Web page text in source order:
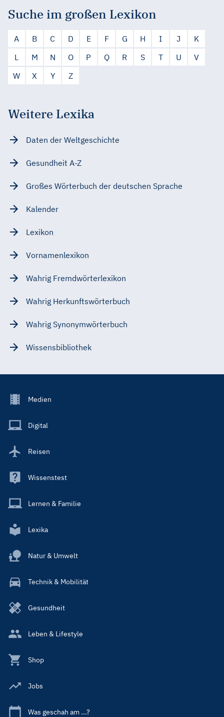
Suche im großen Lexikon
A B C D E F G H I J
K
L
M N O P Q R S T U
V
W
X Y Z
Weitere Lexika
Daten der Weltgeschichte
Gesundheit A-Z
Großes Wörterbuch der deutschen Sprache
Kalender
Lexikon
Vornamenlexikon
Wahrig Fremdwörterlexikon
Wahrig Herkunftswörterbuch
Wahrig Synonymwörterbuch
Wissensbibliothek
Footer
Main
Medien
Digital
Reisen
Wissenstest
Lernen & Familie
Lexika
Natur & Umwelt
Technik & Mobilität
Gesundheit
Leben & Lifestyle
Shop
Jobs
Was geschah am ...?